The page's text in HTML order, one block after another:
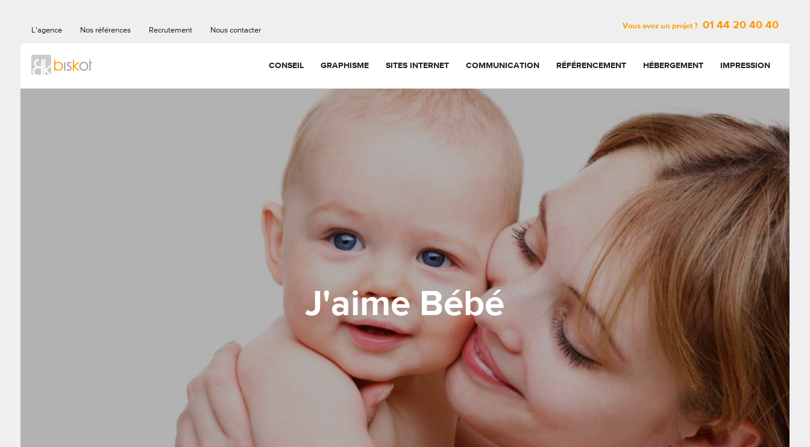
L'agence Nos références Recrutement Nous contacter
Vous avez un projet ? 01 44 20 40 40
CONSEIL GRAPHISME SITES INTERNET COMMUNICATION RÉFÉRENCEMENT HÉBERGEMENT IMPRESSION
J'aime Bébé